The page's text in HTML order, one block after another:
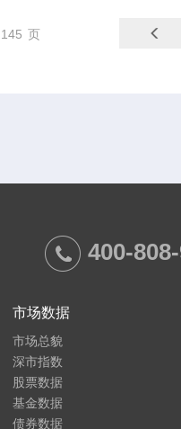
145 页
400-
市场数据
市场总貌
深市指数
股票数据
基金数据
债券数据